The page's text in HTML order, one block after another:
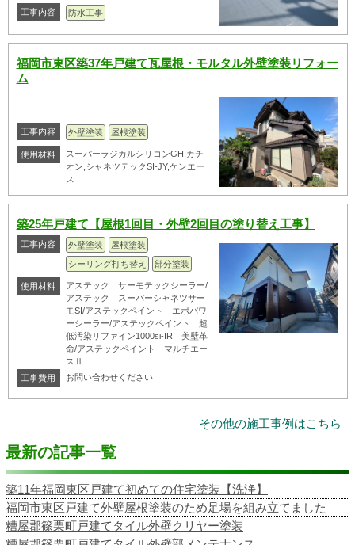
工事内容 防水工事
福岡市東区築37年戸建て瓦屋根・モルタル外壁塗装リフォー
ム
工事内容 外壁塗装 屋根塗装
使用材料
スーパーラジカルシリコンGH,カチ
オン,シャネツテックSI-JY,ケンエー
ス
築25年戸建て【屋根1回目・外壁2回目の塗り替え工事】
工事内容 外壁塗装
屋根塗装
シーリング打ち替え
部分塗装
使用材料
アステック サーモテックシーラー/
アステック スーパーシャネツサー
モSI/アステックペイント エポパワ
ーシーラー/アステックペイント 超
低汚染リファイン1000si-IR 美壁革
命/アステックペイント マルチエー
スⅡ
工事費用
お問い合わせください
その他の施工事例はこちら
最新の記事一覧
築11年福岡東区戸建て初めての住宅塗装【洗浄】
福岡市東区戸建て外壁屋根塗装のため足場を組み立てました
糟屋郡篠栗町戸建てタイル外壁クリヤー塗装